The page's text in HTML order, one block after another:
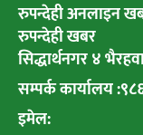
रुपन्देही अनलाइन
रुपन्देही खबर
सिद्धार्थनगर ४
सम्पर्क कार्यालय
इमेल: